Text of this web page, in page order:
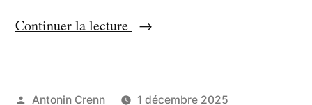
Continuer la lecture « Satisfaction
une
Publié
Antonin Crenn
1 décembre 2025